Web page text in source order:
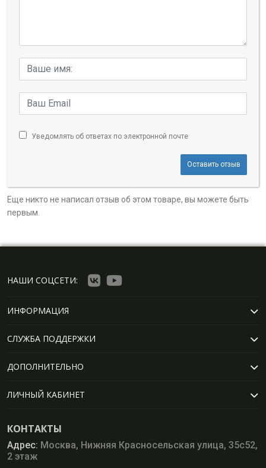
Уведомлять об ответах по электронной почте
Оставить отзыв
Еще никто не написал отзыв об этом товаре, вы можете быть
первым.
НАШИ СОЦСЕТИ:
ИНФОРМАЦИЯ
СЛУЖБА ПОДДЕРЖКИ
ДОПОЛНИТЕЛЬНО
ЛИЧНЫЙ КАБИНЕТ
КОНТАКТЫ
Адрес: Москва, Нижняя Красносельская улица, 35с52,
2 этаж